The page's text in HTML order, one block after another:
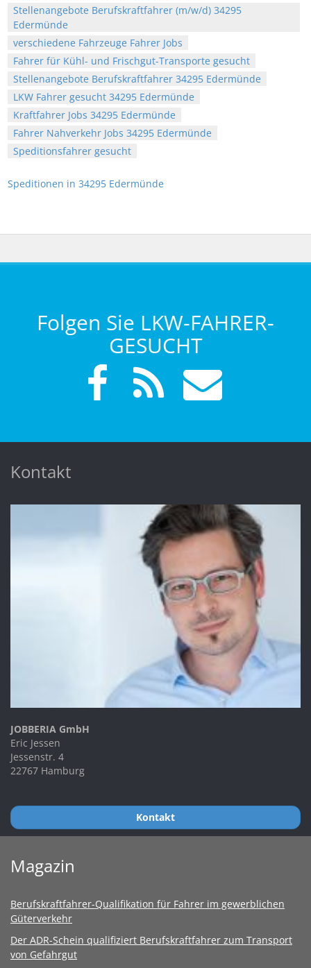
Stellenangebote Berufskraftfahrer (m/w/d) 34295
Edermünde
verschiedene Fahrzeuge Fahrer Jobs
Fahrer für Kühl- und Frischgut-Transporte gesucht
Stellenangebote Berufskraftfahrer 34295 Edermünde
LKW Fahrer gesucht 34295 Edermünde
Kraftfahrer Jobs 34295 Edermünde
Fahrer Nahverkehr Jobs 34295 Edermünde
Speditionsfahrer gesucht
Speditionen in 34295 Edermünde
Folgen Sie LKW-FAHRER-
GESUCHT
Kontakt
JOBBERIA GmbH
Eric Jessen
Jessenstr. 4
22767 Hamburg
Kontakt
Magazin
Berufskraftfahrer-Qualifikation für Fahrer im gewerblichen
Güterverkehr
Der ADR-Schein qualifiziert Berufskraftfahrer zum Transport
von Gefahrgut